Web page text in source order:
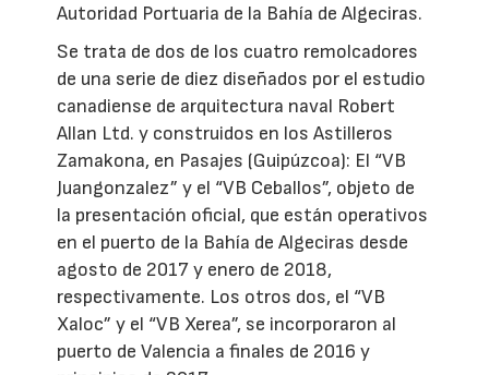
Autoridad Portuaria de la Bahía de Algeciras.
Se trata de dos de los cuatro remolcadores
de una serie de diez diseñados por el estudio
canadiense de arquitectura naval Robert
Allan Ltd. y construidos en los Astilleros
Zamakona, en Pasajes (Guipúzcoa): El “VB
Juangonzalez” y el “VB Ceballos”, objeto de
la presentación oficial, que están operativos
en el puerto de la Bahía de Algeciras desde
agosto de 2017 y enero de 2018,
respectivamente. Los otros dos, el “VB
Xaloc” y el “VB Xerea”, se incorporaron al
puerto de Valencia a finales de 2016 y